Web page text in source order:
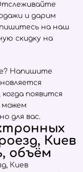
и дарим
на наш
скидку на
Напишите
появится
можем
для вас.
Киев
объём
Киев